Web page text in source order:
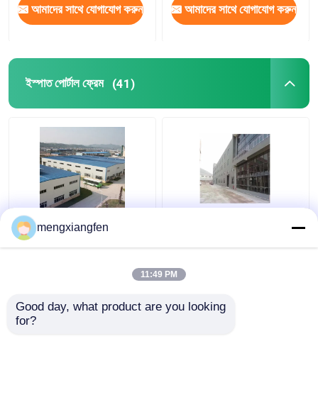
আমাদের সাথে যোগাযোগ করুন আমাদের সাথে যোগাযোগ করুন
ইস্পাত পোর্টাল ফ্রেম (41)
Q235 GB ইস্পাত পোর্টাল
ফ্রেম বিল্ডিং নির্মাণ 0.6 মিমি
প্রিফেব্রিকেটেড স্টিল শেড পোর্টাল
mengxiangfen
11:49 PM
Good day, what product are you looking
for?